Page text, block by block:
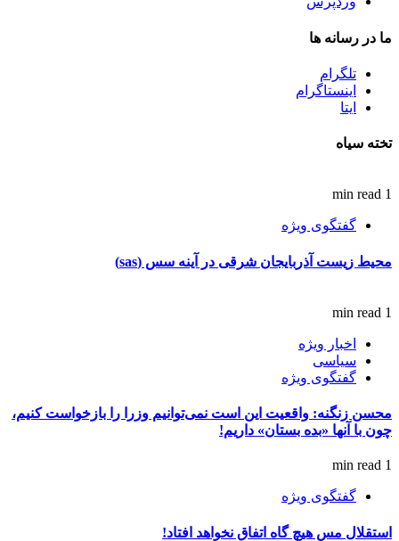
ما در رسانه ها
تلگرام
اینستاگرام
ایتا
تخته سیاه
1 min read
گفتگوی ویژه
محیط زیست آذربایجان شرقی در آینه سس (sas)
1 min read
اخبار ویژه
سیاسی
گفتگوی ویژه
محسن زنگنه: واقعیت این است نمی‌توانیم وزرا را بازخواست کنیم،
چون با آنها «بده بستان» داریم!
1 min read
گفتگوی ویژه
استقلال مس هیچ گاه اتفاق نخواهد افتاد!